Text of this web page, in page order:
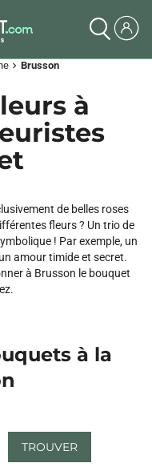
chevron_right Brusson
à
de belles roses
fleurs ? Un trio de
! Par exemple, un
amour timide et secret.
à Brusson le bouquet
à la
TROUVER